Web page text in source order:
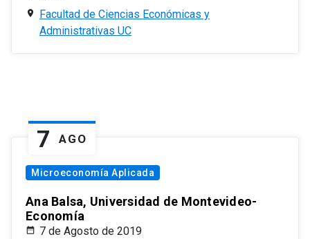
Facultad de Ciencias Económicas y
Administrativas UC
7 AGO
Microeconomía Aplicada
Ana Balsa, Universidad de Montevideo-
Economía
7 de Agosto de 2019